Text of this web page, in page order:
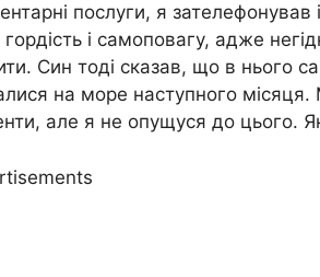
послуги, я зателефонував
і самоповагу, адже
Син тоді сказав, що в нього
на море наступного
але я не опущуся до цього.